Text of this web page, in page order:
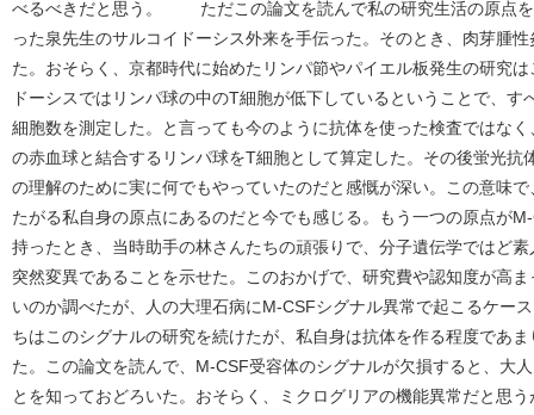
べるべきだと思う。 ただこの論文を読んで私の研究生活の原点を
った泉先生のサルコイドーシス外来を手伝った。そのとき、肉芽腫
た。おそらく、京都時代に始めたリンパ節やパイエル板発生の研究
ドーシスではリンパ球の中のT細胞が低下しているということで、
細胞数を測定した。と言っても今のように抗体を使った検査ではな
の赤血球と結合するリンパ球をT細胞として算定した。その後蛍光抗
の理解のために実に何でもやっていたのだと感慨が深い。この意味
たがる私自身の原点にあるのだと今でも感じる。もう一つの原点が
持ったとき、当時助手の林さんたちの頑張りで、分子遺伝学ではど
突然変異であることを示せた。このおかげで、研究費や認知度が高
いのか調べたが、人の大理石病にM-CSFシグナル異常で起こるケー
ちはこのシグナルの研究を続けたが、私自身は抗体を作る程度であ
た。この論文を読んで、M-CSF受容体のシグナルが欠損すると、大
とを知っておどろいた。おそらく、ミクログリアの機能異常だと思